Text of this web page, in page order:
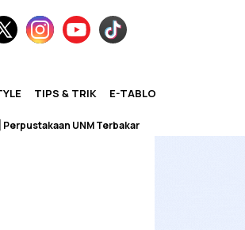
TIPS & TRIK E-TABLOID
UNM Terbakar